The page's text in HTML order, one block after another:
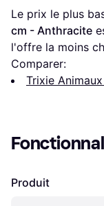
Le prix le plus
cm - Anthracite
l'offre la moins
Comparer:
Trixie
Produit